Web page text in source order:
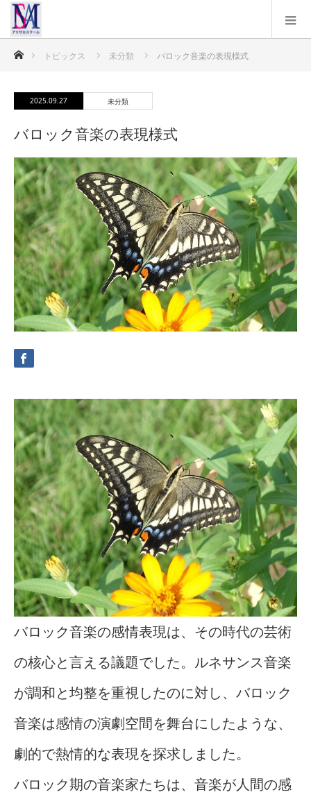
ホームトピックス 未分類 バロック音楽の表現様式
2025.09.27 未分類
バロック音楽の表現様式
バロック音楽の感情表現は、その時代の芸術
の核心と言える議題でした。ルネサンス音楽
が調和と均整を重視したのに対し、バロック
音楽は感情の演劇空間を舞台にしたような、
劇的で熱情的な表現を探求しました。
バロック期の音楽家たちは、音楽が人間の感